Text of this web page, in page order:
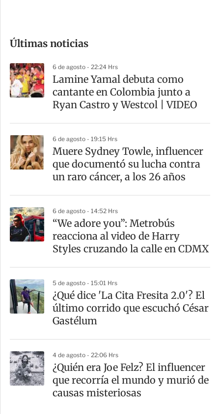
m
a
r
t
Últimas noticias
6 de agosto - 22:24 Hrs
Lamine Yamal debuta como
cantante en Colombia junto a
Ryan Castro y Westcol | VIDEO
6 de agosto - 19:15 Hrs
Muere Sydney Towle, influencer
que documentó su lucha contra
un raro cáncer, a los 26 años
6 de agosto - 14:52 Hrs
“We adore you”: Metrobús
reacciona al video de Harry
Styles cruzando la calle en CDMX
5 de agosto - 15:01 Hrs
¿Qué dice 'La Cita Fresita 2.0'? El
último corrido que escuchó César
Gastélum
4 de agosto - 22:06 Hrs
¿Quién era Joe Felz? El influencer
que recorría el mundo y murió de
causas misteriosas